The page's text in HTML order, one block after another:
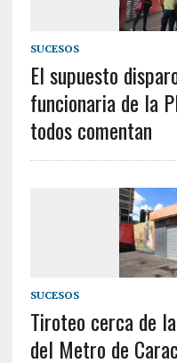
SUCESOS
El supuesto
funcionaria de la
todos comentan
SUCESOS
Tiroteo cerca de
del Metro de